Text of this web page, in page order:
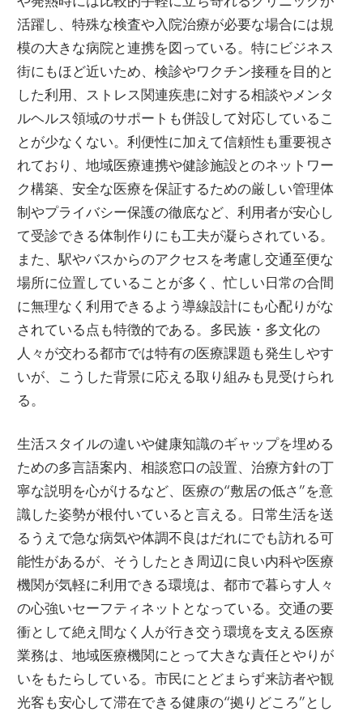
活躍し、特殊な検査や入院治療が必要な場合には規
模の大きな病院と連携を図っている。特にビジネス
街にもほど近いため、検診やワクチン接種を目的と
した利用、ストレス関連疾患に対する相談やメンタ
ルヘルス領域のサポートも併設して対応しているこ
とが少なくない。利便性に加えて信頼性も重要視さ
れており、地域医療連携や健診施設とのネットワー
ク構築、安全な医療を保証するための厳しい管理体
制やプライバシー保護の徹底など、利用者が安心し
て受診できる体制作りにも工夫が凝らされている。
また、駅やバスからのアクセスを考慮し交通至便な
場所に位置していることが多く、忙しい日常の合間
に無理なく利用できるよう導線設計にも心配りがな
されている点も特徴的である。多民族・多文化の
人々が交わる都市では特有の医療課題も発生しやす
いが、こうした背景に応える取り組みも見受けられ
る。
生活スタイルの違いや健康知識のギャップを埋める
ための多言語案内、相談窓口の設置、治療方針の丁
寧な説明を心がけるなど、医療の“敷居の低さ”を意
識した姿勢が根付いていると言える。日常生活を送
るうえで急な病気や体調不良はだれにでも訪れる可
能性があるが、そうしたとき周辺に良い内科や医療
機関が気軽に利用できる環境は、都市で暮らす人々
の心強いセーフティネットとなっている。交通の要
衝として絶え間なく人が行き交う環境を支える医療
業務は、地域医療機関にとって大きな責任とやりが
いをもたらしている。市民にとどまらず来訪者や観
光客も安心して滞在できる健康の“拠りどころ”とし